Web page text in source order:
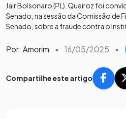
Jair Bolsonaro (PL). Queiroz foi
Senado, na sessão da Comissão de
Senado, sobre a fraude contra o
Por: Amorim • 16/05/2025 •
Compartilhe este artigo